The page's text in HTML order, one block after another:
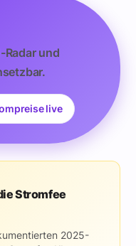
Radar und
live
Stromfee
2025-